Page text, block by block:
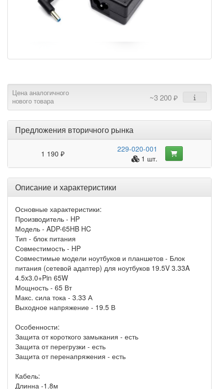
Цена аналогичного
нового товара
~3 200 ₽
Предложения вторичного рынка
1 190 ₽
229-020-001
1 шт.
Описание и характеристики
Основные характеристики:
Производитель - HP
Модель - ADP-65HB HC
Тип - блок питания
Совместимость - HP
Совместимые модели ноутбуков и планшетов - Блок
питания (сетевой адаптер) для ноутбуков 19.5V 3.33A
4.5x3.0+Pin 65W
Мощность - 65 Вт
Макс. сила тока - 3.33 А
Выходное напряжение - 19.5 В
Особенности:
Защита от короткого замыкания - есть
Защита от перегрузки - есть
Защита от перенапряжения - есть
Кабель:
Длинна -1.8м